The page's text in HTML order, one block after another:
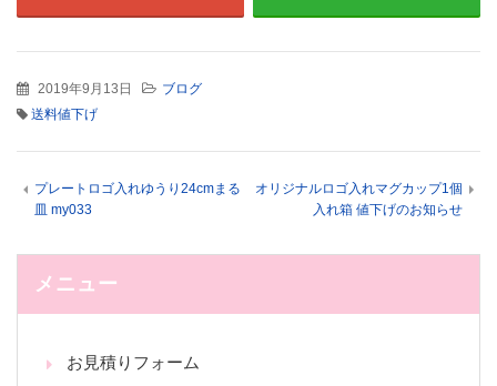
2019年9月13日
ブログ
送料値下げ
プレートロゴ入れゆうり24cmまる
皿 my033
オリジナルロゴ入れマグカップ1個
入れ箱 値下げのお知らせ
メニュー
お見積りフォーム